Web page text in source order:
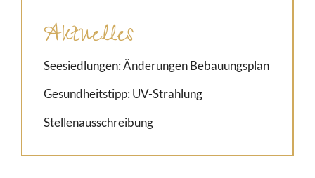
Aktuelles
Seesiedlungen: Änderungen Bebauungsplan
Gesundheitstipp: UV-Strahlung
Stellenausschreibung